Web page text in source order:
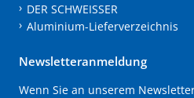
DER SCHWEISSER
Aluminium-Lieferverzeichnis
Newsletteranmeldung
Wenn Sie an unserem